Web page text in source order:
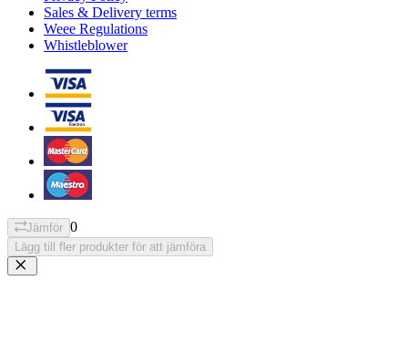
Sales & Delivery terms
Weee Regulations
Whistleblower
Jämför 0
Lägg till fler produkter för att jämföra